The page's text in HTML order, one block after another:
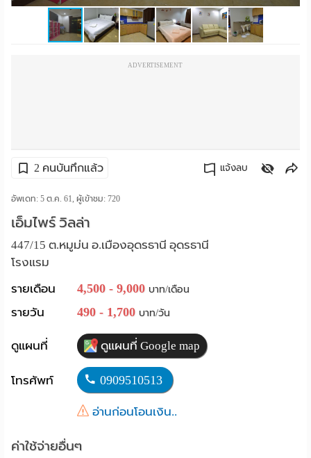
ฟรี
Language
ADVERTISEMENT
2 คนบันทึกแล้ว แจ้งลบ
อัพเดท: 5 ต.ค. 61, ผู้เข้าชม:720
เอ็มไพร์ วิลล่า
447/15 ต.หมูม่น อ.เมืองอุดรธานี อุดรธานี
โรงแรม
รายเดือน
4,500 - 9,000 บาท/เดือน
รายวัน 490 - 1,700 บาท/วัน
ดูแผนที่ ดูแผนที่ Google map
โทรศัพท์ 0909510513
อ่านก่อนโอนเงิน..
ค่าใช้จ่ายอื่นๆ